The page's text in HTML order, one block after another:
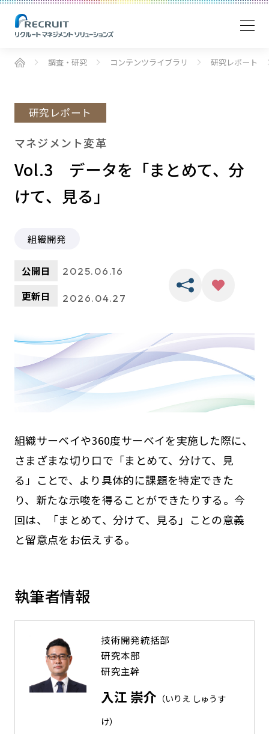
調査・研究 コンテンツライブラリ 研究レポート
研究レポート
マネジメント変革
Vol.3 データを「まとめて、分
けて、見る」
組織開発
公開日 2025.06.16
更新日 2026.04.27
組織サーベイや360度サーベイを実施した際に、
さまざまな切り口で「まとめて、分けて、見
る」ことで、より具体的に課題を特定できた
り、新たな示唆を得ることができたりする。今
回は、「まとめて、分けて、見る」ことの意義
と留意点をお伝えする。
執筆者情報
技術開発統括部
研究本部
研究主幹
入江 崇介 （いりえ しゅうす
け）